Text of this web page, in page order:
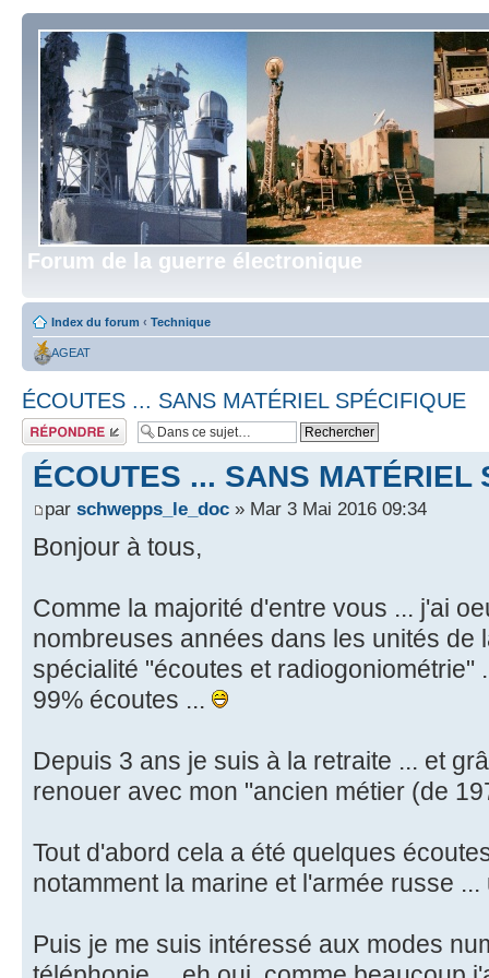
Forum de la guerre électronique
Index du forum ‹ Technique
AGEAT
ÉCOUTES ... SANS MATÉRIEL SPÉCIFIQUE
Répondre
ÉCOUTES ... SANS MATÉRIEL
par schwepps_le_doc » Mar 3 Mai 2016 09:34
Bonjour à tous,
Comme la majorité d'entre vous ... j'ai
nombreuses années dans les unités de
spécialité "écoutes et radiogoniométrie"
99% écoutes ...
Depuis 3 ans je suis à la retraite ... et
renouer avec mon "ancien métier (de
Tout d'abord cela a été quelques
notamment la marine et l'armée russe
Puis je me suis intéressé aux modes